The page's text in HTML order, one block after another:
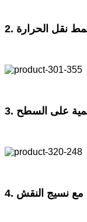
على السطح
4. مع نسيج النقش